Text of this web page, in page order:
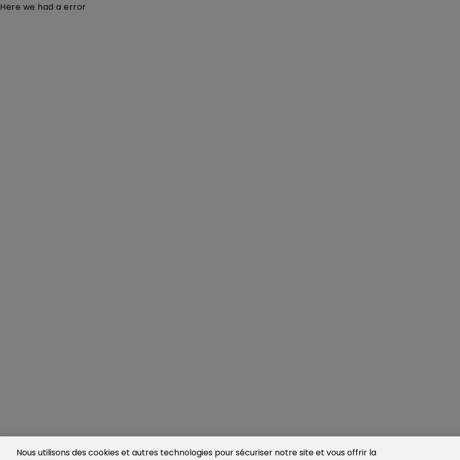
Here we had a error
Nous utilisons des cookies et autres technologies pour sécuriser notre site et vous offrir la